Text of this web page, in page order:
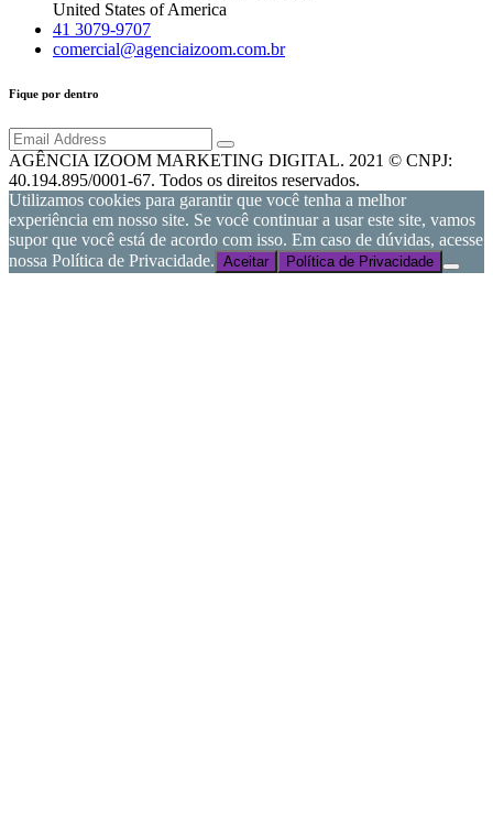
United States of America
41 3079-9707
comercial@agenciaizoom.com.br
Fique por dentro
AGÊNCIA IZOOM MARKETING DIGITAL. 2021 © CNPJ:
40.194.895/0001-67. Todos os direitos reservados.
Utilizamos cookies para garantir que você tenha a melhor
experiência em nosso site. Se você continuar a usar este site, vamos
supor que você está de acordo com isso. Em caso de dúvidas, acesse
nossa Política de Privacidade. Aceitar Política de Privacidade